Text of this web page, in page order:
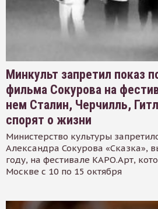
Минкульт запретил показ
фильма Сокурова на
нем Сталин, Черчилль,
спорят о жизни
Министерство культуры
Александра Сокурова «Сказка»,
году, на фестивале КАРО.Арт,
Москве с 10 по 15 октября